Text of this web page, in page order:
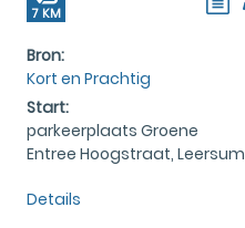
7 KM
Bron:
Kort en Prachtig
Start:
parkeerplaats Groene
Entree Hoogstraat, Leersum
Details